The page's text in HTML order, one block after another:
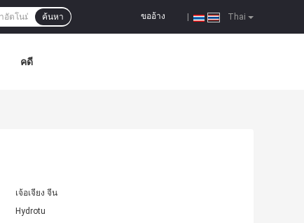
Thai
ขออ้าง
ค้นหา
คดี
เจ้อเจียง จีน
Hydrotu